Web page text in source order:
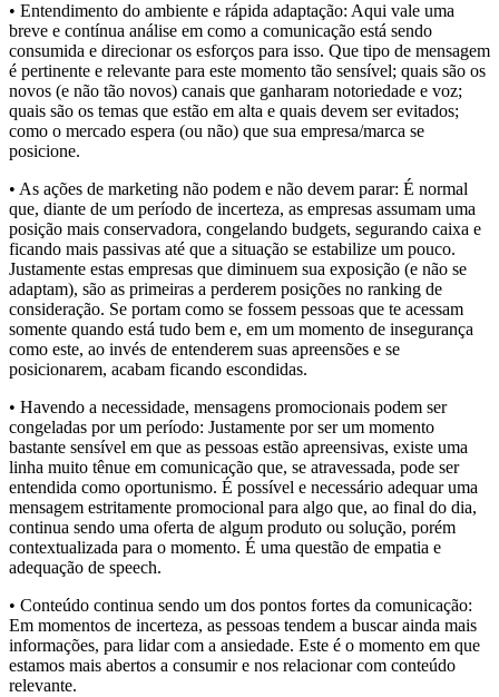
• Entendimento do ambiente e rápida adaptação: Aqui vale uma
breve e contínua análise em como a comunicação está sendo
consumida e direcionar os esforços para isso. Que tipo de mensagem
é pertinente e relevante para este momento tão sensível; quais são os
novos (e não tão novos) canais que ganharam notoriedade e voz;
quais são os temas que estão em alta e quais devem ser evitados;
como o mercado espera (ou não) que sua empresa/marca se
posicione.
• As ações de marketing não podem e não devem parar: É normal
que, diante de um período de incerteza, as empresas assumam uma
posição mais conservadora, congelando budgets, segurando caixa e
ficando mais passivas até que a situação se estabilize um pouco.
Justamente estas empresas que diminuem sua exposição (e não se
adaptam), são as primeiras a perderem posições no ranking de
consideração. Se portam como se fossem pessoas que te acessam
somente quando está tudo bem e, em um momento de insegurança
como este, ao invés de entenderem suas apreensões e se
posicionarem, acabam ficando escondidas.
• Havendo a necessidade, mensagens promocionais podem ser
congeladas por um período: Justamente por ser um momento
bastante sensível em que as pessoas estão apreensivas, existe uma
linha muito tênue em comunicação que, se atravessada, pode ser
entendida como oportunismo. É possível e necessário adequar uma
mensagem estritamente promocional para algo que, ao final do dia,
continua sendo uma oferta de algum produto ou solução, porém
contextualizada para o momento. É uma questão de empatia e
adequação de speech.
• Conteúdo continua sendo um dos pontos fortes da comunicação:
Em momentos de incerteza, as pessoas tendem a buscar ainda mais
informações, para lidar com a ansiedade. Este é o momento em que
estamos mais abertos a consumir e nos relacionar com conteúdo
relevante.